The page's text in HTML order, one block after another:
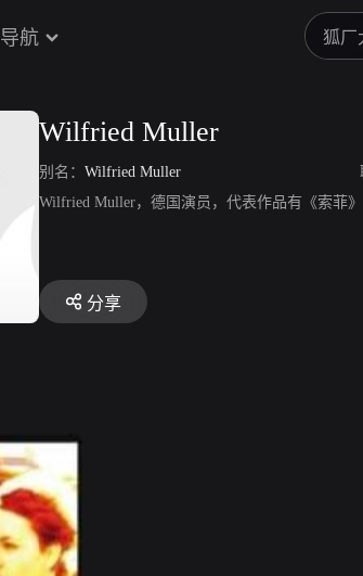
导航
Wilfried Muller
别名： Wilfried Muller
Wilfried Muller，德国演员，代表作品有《索菲》
分享